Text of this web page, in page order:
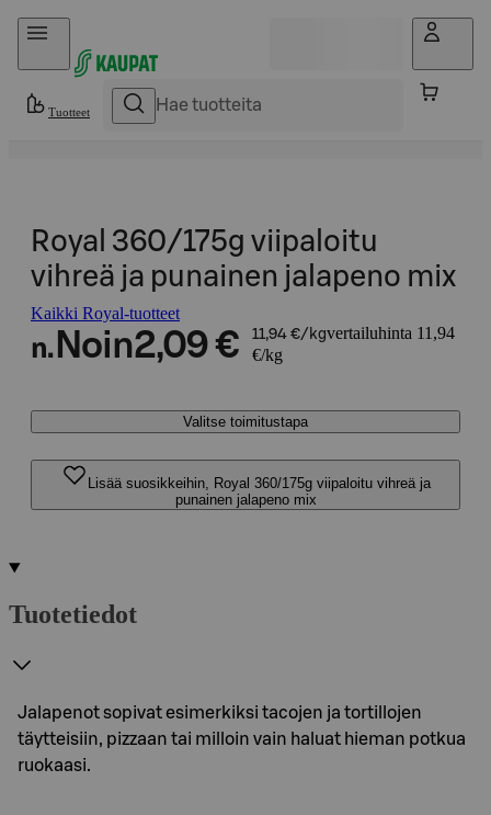
Hyppää sisältöön
Tuotteet
Royal 360/175g viipaloitu
vihreä ja punainen jalapeno mix
Kaikki Royal-tuotteet
n. Noin2,09 € 11,94 €/kgvertailuhinta 11,94
€/kg
Valitse toimitustapa
Lisää suosikkeihin, Royal 360/175g viipaloitu vihreä ja
punainen jalapeno mix
Tuotetiedot
Jalapenot sopivat esimerkiksi tacojen ja tortillojen
täytteisiin, pizzaan tai milloin vain haluat hieman potkua
ruokaasi.